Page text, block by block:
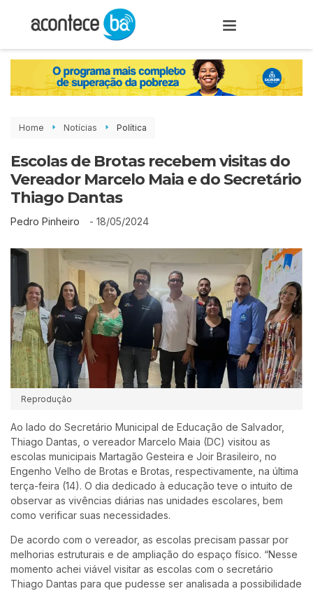
Home Notícias Política
Escolas de Brotas recebem visitas do
Vereador Marcelo Maia e do Secretário
Thiago Dantas
Pedro Pinheiro - 18/05/2024
Reprodução
Ao lado do Secretário Municipal de Educação de Salvador,
Thiago Dantas, o vereador Marcelo Maia (DC) visitou as
escolas municipais Martagão Gesteira e Joir Brasileiro, no
Engenho Velho de Brotas e Brotas, respectivamente, na última
terça-feira (14). O dia dedicado à educação teve o intuito de
observar as vivências diárias nas unidades escolares, bem
como verificar suas necessidades.
De acordo com o vereador, as escolas precisam passar por
melhorias estruturais e de ampliação do espaço físico. “Nesse
momento achei viável visitar as escolas com o secretário
Thiago Dantas para que pudesse ser analisada a possibilidade